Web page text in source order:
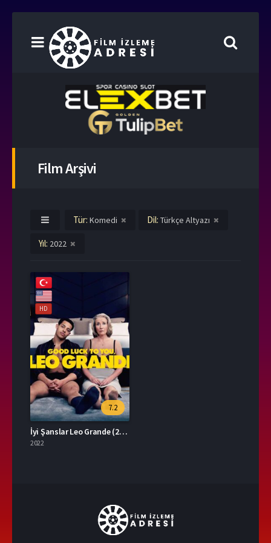
Film Arşivi
Tür: Komedi Dil: Türkçe Altyazı
Yıl: 2022
HD
7.2
İyi Şanslar Leo Grande (2022) İzle
2022